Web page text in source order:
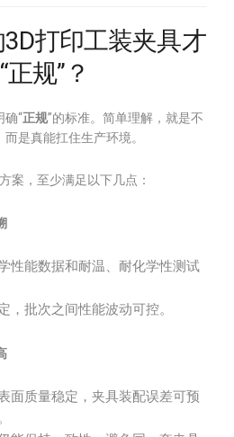
打印工装夹具才
正规”？
确“正规”的标准。简单理解，就是不
是真能扛住生产环境。
案，至少满足以下几点：
性能数据和耐温、耐化学性测试
，批次之间性能波动可控。
面质量稳定，夹具装配误差可预